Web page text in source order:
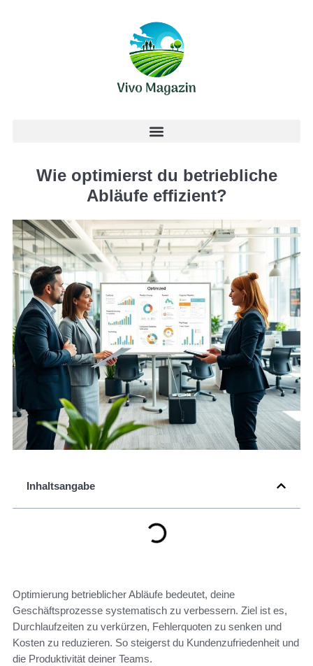
Wie optimierst du betriebliche
Abläufe effizient?
Inhaltsangabe
Optimierung betrieblicher Abläufe bedeutet, deine
Geschäftsprozesse systematisch zu verbessern. Ziel ist es,
Durchlaufzeiten zu verkürzen, Fehlerquoten zu senken und
Kosten zu reduzieren. So steigerst du Kundenzufriedenheit und
die Produktivität deiner Teams.